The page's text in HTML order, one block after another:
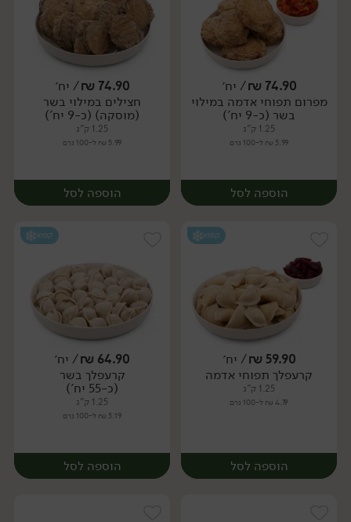
יח׳ יח׳
74.90
₪/ יח׳
מפרום תפוחי אדמה במילוי
בשר (כ-9 יח')
1.25 ק"ג
5.99 ₪ ל-100 גרם
הוספה לסל
יח׳
74.90
₪/ יח׳
חצילים במילוי בשר
(מוסקה) (כ-9 יח')
1.25 ק"ג
5.99 ₪ ל-100 גרם
הוספה לסל
יח׳
קפוא
59.90
₪/ יח׳
קרעפלך תפוחי אדמה
1.25 ק"ג
4.79 ₪ ל-100 גרם
הוספה לסל
קפוא
64.90
₪/ יח׳
קרעפלך בשר
(כ-55 יח')
1.25 ק"ג
5.19 ₪ ל-100 גרם
הוספה לסל